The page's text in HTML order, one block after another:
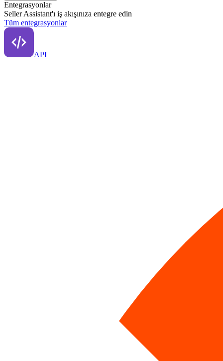
Entegrasyonlar
Seller Assistant'ı iş akışınıza entegre edin
Tüm entegrasyonlar
API